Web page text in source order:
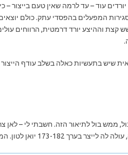
עוד – עד לרמה שאין טעם בייצור –
המפעלים בהפסדי עתק. כולם
קצת וההיצע יורד דרמטית, הרווחים
שיש בתעשיות כאלה בשלב עודף
שמתאימה בול, ממש בול לתיאור הזה. חשבתי
יואן לטון. המחירים בשוק כיום הם: